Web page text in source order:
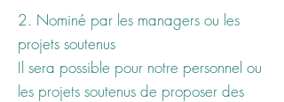
2. Nominé par les managers ou les
projets soutenus
Il sera possible pour notre personnel ou
les projets soutenus de proposer des